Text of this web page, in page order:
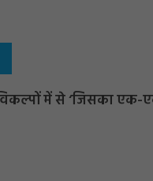
में से ‘जिसका